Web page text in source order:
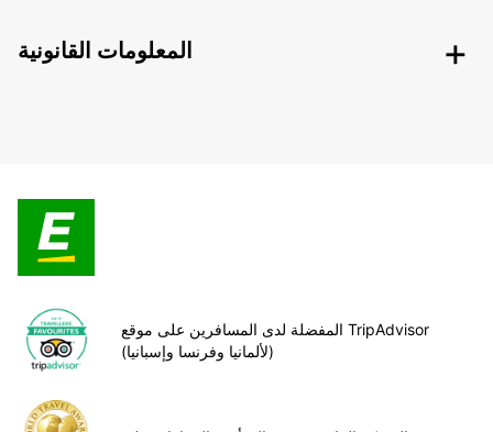
المعلومات القانونية
المفضلة لدى المسافرين على موقع TripAdvisor
(لألمانيا وفرنسا وإسبانيا)